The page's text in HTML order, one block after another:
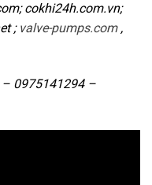
cokhi24h.com.vn;
; valve-pumps.com,
0975141294 –